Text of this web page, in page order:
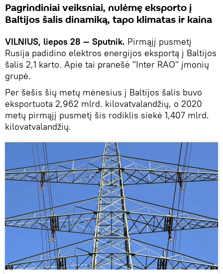
Pagrindiniai veiksniai, nulėmę eksporto į
Baltijos šalis dinamiką, tapo klimatas ir kaina
VILNIUS, liepos 28 — Sputnik. Pirmąjį pusmetį
Rusija padidino elektros energijos eksportą į Baltijos
šalis 2,1 karto. Apie tai pranešė "Inter RAO" įmonių
grupė.
Per šešis šių metų mėnesius į Baltijos šalis buvo
eksportuota 2,962 mlrd. kilovatvalandžių, o 2020
metų pirmąjį pusmetį šis rodiklis siekė 1,407 mlrd.
kilovatvalandžių.